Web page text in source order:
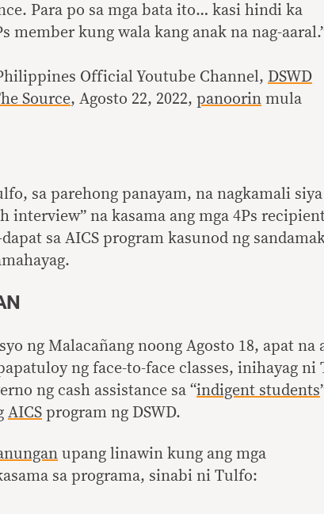
Para po sa mga bata ito… kasi hindi ka
member kung wala kang anak na nag-
Official Youtube Channel, DSWD
Source, Agosto 22, 2022, panoorin mula
sa parehong panayam, na nagkamali siya
interview” na kasama ang mga 4Ps
sa AICS program kasunod ng
ng Malacañang noong Agosto 18, apat na
ng face-to-face classes, inihayag ni
ng cash assistance sa “indigent students
AICS program ng DSWD.
upang linawin kung ang mga
sa programa, sinabi ni Tulfo: